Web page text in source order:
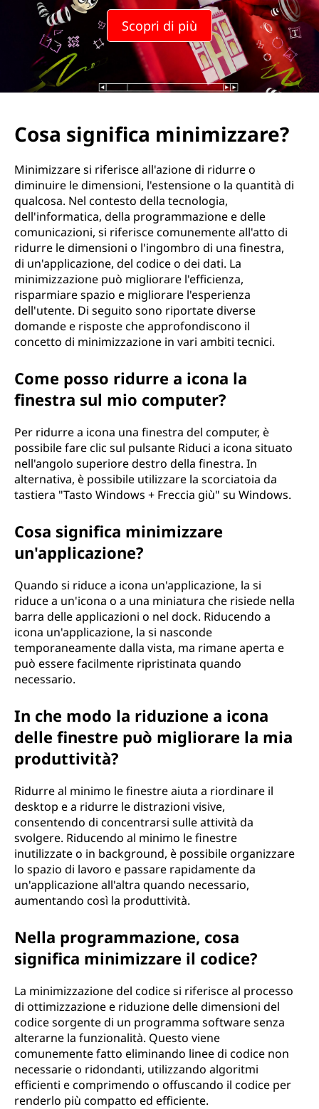
i
m
Scopri di più
Cosa significa minimizzare?
Minimizzare si riferisce all'azione di ridurre o
diminuire le dimensioni, l'estensione o la quantità di
qualcosa. Nel contesto della tecnologia,
dell'informatica, della programmazione e delle
comunicazioni, si riferisce comunemente all'atto di
ridurre le dimensioni o l'ingombro di una finestra,
di un'applicazione, del codice o dei dati. La
minimizzazione può migliorare l'efficienza,
risparmiare spazio e migliorare l'esperienza
dell'utente. Di seguito sono riportate diverse
domande e risposte che approfondiscono il
concetto di minimizzazione in vari ambiti tecnici.
Come posso ridurre a icona la
finestra sul mio computer?
Per ridurre a icona una finestra del computer, è
possibile fare clic sul pulsante Riduci a icona situato
nell'angolo superiore destro della finestra. In
alternativa, è possibile utilizzare la scorciatoia da
tastiera "Tasto Windows + Freccia giù" su Windows.
Cosa significa minimizzare
un'applicazione?
Quando si riduce a icona un'applicazione, la si
riduce a un'icona o a una miniatura che risiede nella
barra delle applicazioni o nel dock. Riducendo a
icona un'applicazione, la si nasconde
temporaneamente dalla vista, ma rimane aperta e
può essere facilmente ripristinata quando
necessario.
In che modo la riduzione a icona
delle finestre può migliorare la mia
produttività?
Ridurre al minimo le finestre aiuta a riordinare il
desktop e a ridurre le distrazioni visive,
consentendo di concentrarsi sulle attività da
svolgere. Riducendo al minimo le finestre
inutilizzate o in background, è possibile organizzare
lo spazio di lavoro e passare rapidamente da
un'applicazione all'altra quando necessario,
aumentando così la produttività.
Nella programmazione, cosa
significa minimizzare il codice?
La minimizzazione del codice si riferisce al processo
di ottimizzazione e riduzione delle dimensioni del
codice sorgente di un programma software senza
alterarne la funzionalità. Questo viene
comunemente fatto eliminando linee di codice non
necessarie o ridondanti, utilizzando algoritmi
efficienti e comprimendo o offuscando il codice per
renderlo più compatto ed efficiente.